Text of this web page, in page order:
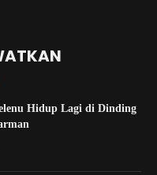
Hidup Lagi di Dinding